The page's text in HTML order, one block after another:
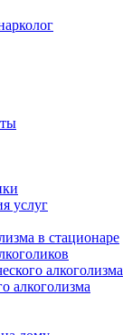
услуг
в стационаре
алкоголизма
алкоголизма